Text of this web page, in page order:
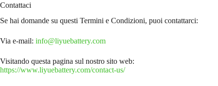
Contattaci
Se hai domande su questi Termini e Condizioni, puoi contattarci:
Via e-mail: info@liyuebattery.com
Visitando questa pagina sul nostro sito web:
https://www.liyuebattery.com/contact-us/